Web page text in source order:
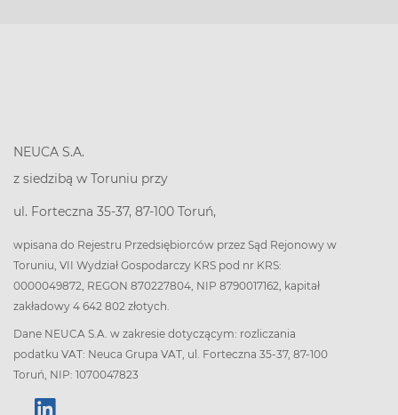
NEUCA S.A.
z siedzibą w Toruniu przy
ul. Forteczna 35-37, 87-100 Toruń,
wpisana do Rejestru Przedsiębiorców przez Sąd Rejonowy w
Toruniu, VII Wydział Gospodarczy KRS pod nr KRS:
0000049872, REGON 870227804, NIP 8790017162, kapitał
zakładowy 4 642 802 złotych.
Dane NEUCA S.A. w zakresie dotyczącym: rozliczania
podatku VAT: Neuca Grupa VAT, ul. Forteczna 35-37, 87-100
Toruń, NIP: 1070047823